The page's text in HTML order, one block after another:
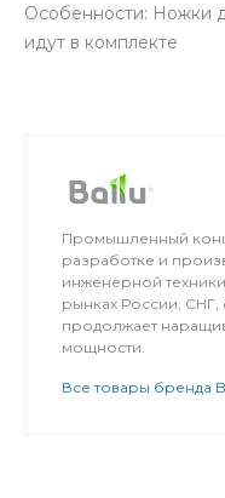
Особенности: Ножки
идут в комплекте
Промышленный
разработке и
инженерной
рынках России,
продолжает
мощности.
Все товары бренда